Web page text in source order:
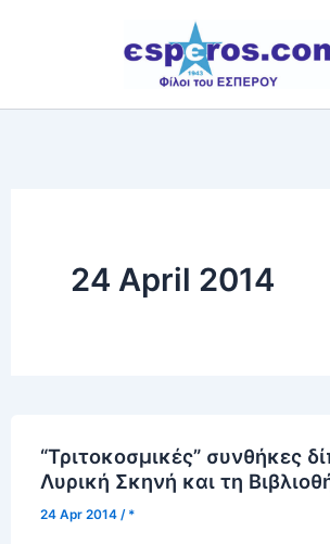
24 April 2014
“Τριτοκοσμικές” συνθήκες
Λυρική Σκηνή και τη
24 Apr 2014/ *